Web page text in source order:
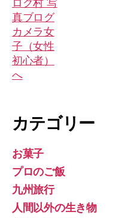
カテゴリー
お菓子
プロのご飯
九州旅行
人間以外の生き物